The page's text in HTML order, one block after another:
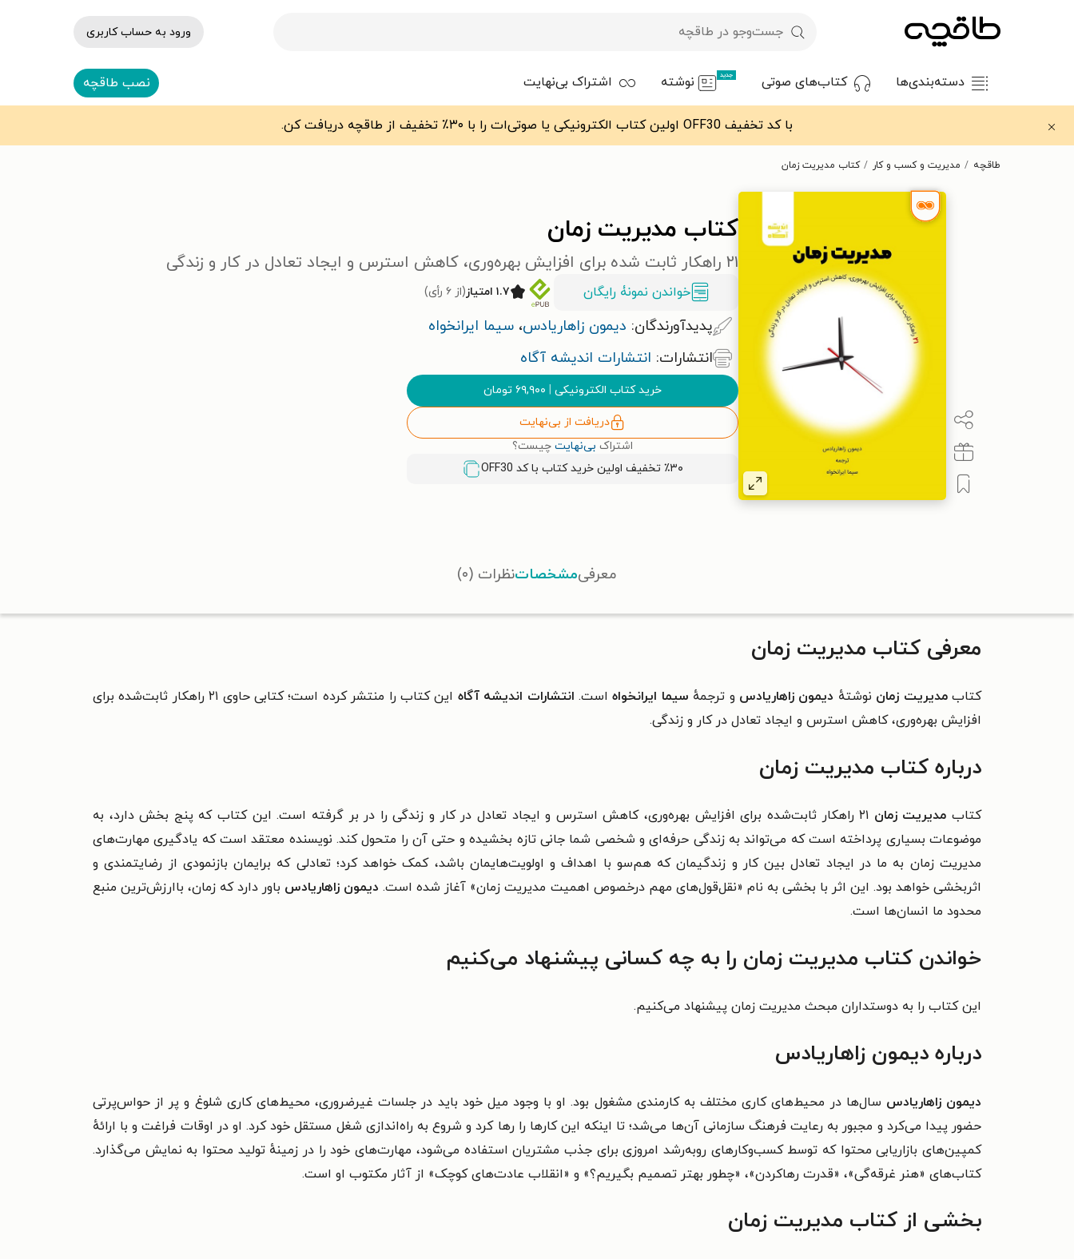
ورود به حساب کاربری
دسته‌بندی‌ها کتاب‌های صوتی جدید نوشته اشتراک بی‌نهایت نصب طاقچه
با کد تخفیف OFF30 اولین کتاب الکترونیکی یا صوتی‌ات را با ۳۰٪ تخفیف از طاقچه دریافت کن.
طاقچه مدیریت و کسب و کار کتاب مدیریت زمان
کتاب مدیریت زمان
۲۱ راهکار ثابت شده برای افزایش بهره‌وری، کاهش استرس و ایجاد تعادل در کار و زندگی
خواندن نمونۀ رایگان ۱.۷ امتیاز (از ۶ رأی)
پدیدآورندگان: دیمون زاهاریادس، سیما ایرانخواه
انتشارات: انتشارات اندیشه آگاه
خرید کتاب الکترونیکی | ۶۹,۹۰۰ تومان
دریافت از بی‌نهایت
اشتراک بی‌نهایت چیست؟
٪۳۰ تخفیف اولین خرید کتاب با کد
OFF30
معرفیمشخصاتنظرات (۰)
معرفی کتاب مدیریت زمان
کتابمدیریت زمان نوشتهٔ دیمون زاهاریادس و ترجمهٔ سیما ایرانخواهاست. انتشارات اندیشه آگاه این کتاب را منتشر کرده است؛ کتابی حاوی
۲۱ راهکار ثابت‌شده برای
افزایش بهره‌وری، کاهش استرس و ایجاد تعادل در کار و زندگی.
درباره کتاب مدیریت زمان
کتاب مدیریت زمان
۲۱ راهکار ثابت‌شده برای افزایش بهره‌وری، کاهش استرس و ایجاد تعادل در کار و زندگی را در بر گرفته است. این کتاب که پنج بخش دارد، به
موضوعات بسیاری پرداخته است که می‌تواند به زندگی حرفه‌ای و شخصی شما جانی تازه بخشیده و حتی آن را متحول کند. نویسنده معتقد است که یادگیری مهارت‌های
مدیریت زمان به ما در ایجاد تعادل بین کار و زندگیمان که هم‌سو با اهداف و اولویت‌هایمان باشد، کمک خواهد کرد؛ تعادلی که برایمان بازنمودی از رضایتمندی و
اثربخشی خواهد بود. این اثر با بخشی به نام «نقل‌قول‌های مهم درخصوص اهمیت مدیریت زمان» آغاز شده است. دیمون زاهاریادس باور دارد که زمان، باارزش‌ترین منبع
محدود ما انسان‌ها است.
خواندن کتاب مدیریت زمان را به چه کسانی پیشنهاد می‌کنیم
این کتاب را به دوستداران مبحث مدیریت زمان پیشنهاد می‌کنیم.
درباره دیمون زاهاریادس
دیمون زاهاریادس سال‌ها در محیط‌های کاری مختلف به کارمندی مشغول بود. او با وجود میل خود باید در جلسات غیرضروری، محیط‌های کاری شلوغ و پر از حواس‌پرتی
حضور پیدا می‌کرد و مجبور به رعایت فرهنگ سازمانی آن‌ها می‌شد؛ تا اینکه این کارها را رها کرد و شروع به راه‌اندازی شغل مستقل خود کرد. او در اوقات فراغت و با ارائهٔ
کمپین‌های بازاریابی محتوا که توسط کسب‌وکارهای رو‌به‌رشد امروزی برای جذب مشتریان استفاده می‌شود، مهارت‌های خود را در زمینهٔ تولید محتوا به نمایش می‌گذارد.
کتاب‌های «هنر غرقه‌‌گی»، «قدرت رهاکردن»، «چطور بهتر تصمیم بگیریم؟» و «انقلاب عادت‌‌های کوچک» از آثار مکتوب او است.
بخشی از کتاب مدیریت زمان